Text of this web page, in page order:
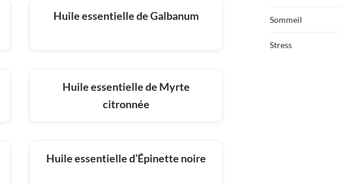
Huile essentielle de Galbanum
Huile essentielle de Myrte
citronnée
Huile essentielle d’Épinette noire
Sommeil
Stress